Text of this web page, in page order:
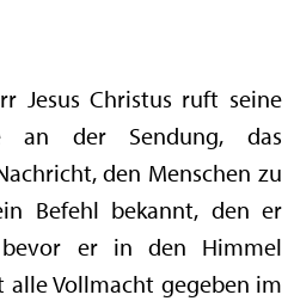
Jesus Christus ruft seine
an der Sendung, das
den Menschen zu
Befehl bekannt, den er
er in den Himmel
alle Vollmacht gegeben im